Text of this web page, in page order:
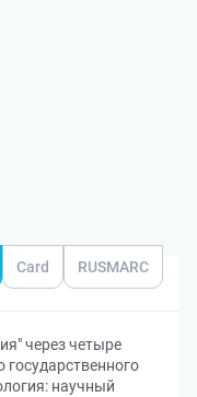
Card RUSMARC
через четыре
научный